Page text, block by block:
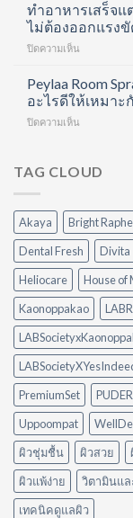
ข้อ
และ
หนึ่ง
เดียว
ด้วย
Hair
Routine
ทำได้
เอง
ชั่วโมง
แต่
ตื่น
มา
สดชื่น
ทำอาหารเสร็จ
ไม่ต้องออกแรง
ปิดความเห็น
เสร็จ
แต่
ครัว
5
คราบ
น้ำมัน
ไม่
ต้อง
ออกแรง
ขัด
Peylaa Room
อะไรดีให้เหมา
ปิดความเห็น
Spray
Diffuser
ต่าง
กัน
อย่างไร?
ใช้
อะไร
ดี
ให้
เหมาะ
กับ
บ้าน
ของ
คุณ
TAG CLOUD
Akaya Bright
Dental Fresh
Divita
Heliocare
House of
Kaonoppakao
PremiumSet
Uppoompat
ผิวชุ่มชื้น
ผิวสวย
ผิวแพ้ง่าย
วิตามินแล
เทคนิคดูแลผิว